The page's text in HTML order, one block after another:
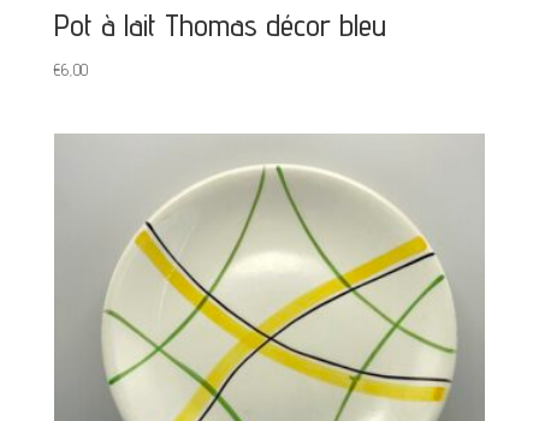
Pot à lait Thomas décor bleu
€6,00